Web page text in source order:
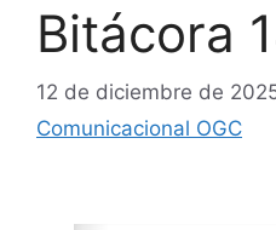
Bitácora
12 de diciembre de
Comunicacional OGC